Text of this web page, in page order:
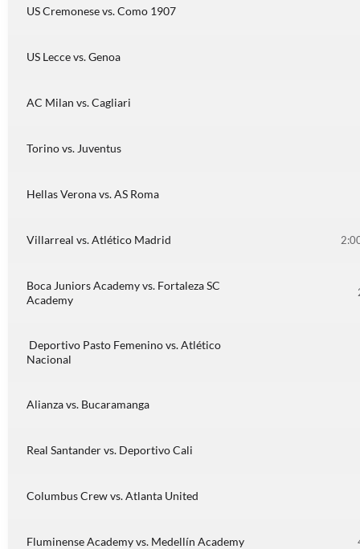
US Cremonese vs. Como 1907
US Lecce vs. Genoa
AC Milan vs. Cagliari
Torino vs. Juventus
Hellas Verona vs. AS Roma
Villarreal vs. Atlético Madrid
Boca Juniors Academy vs. Fortaleza SC
Academy
Deportivo Pasto Femenino vs. Atlético
Nacional
Alianza vs. Bucaramanga
Real Santander vs. Deportivo Cali
Columbus Crew vs. Atlanta United
Fluminense Academy vs. Medellín Academy